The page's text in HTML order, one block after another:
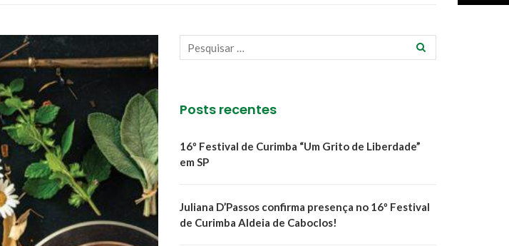
Posts recentes
16º Festival de Curimba “Um Grito de Liberdade”
em SP
Juliana D’Passos confirma presença no 16º Festival
de Curimba Aldeia de Caboclos!